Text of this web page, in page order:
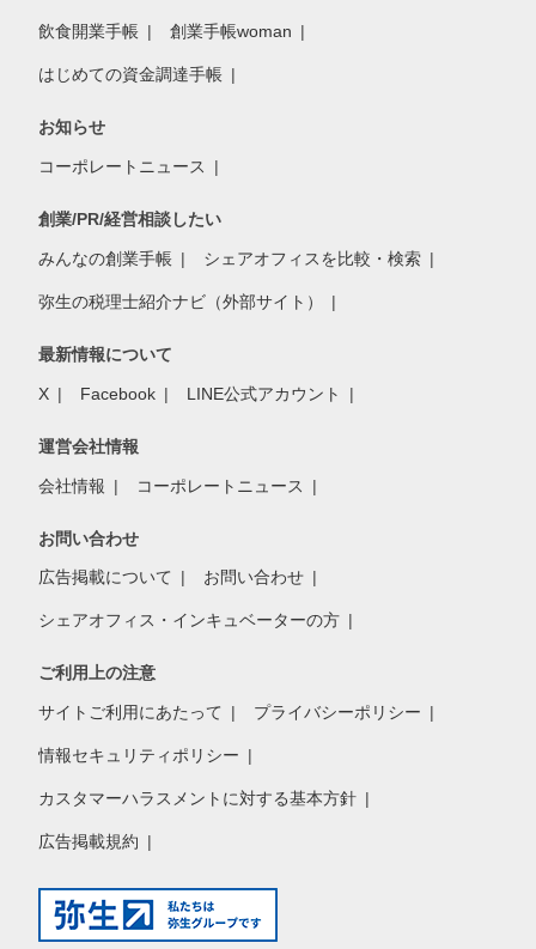
飲食開業手帳 創業手帳woman
はじめての資金調達手帳
お知らせ
コーポレートニュース
創業/PR/経営相談したい
みんなの創業手帳 シェアオフィスを比較・検索
弥生の税理士紹介ナビ（外部サイト）
最新情報について
X Facebook LINE公式アカウント
運営会社情報
会社情報 コーポレートニュース
お問い合わせ
広告掲載について お問い合わせ
シェアオフィス・インキュベーターの方
ご利用上の注意
サイトご利用にあたって プライバシーポリシー
情報セキュリティポリシー
カスタマーハラスメントに対する基本方針
広告掲載規約